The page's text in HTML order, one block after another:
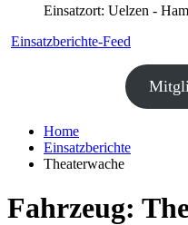
Einsatzort: Uelzen -
Einsatzberichte-Feed
Home
Einsatzberichte
Theaterwache
Fahrzeug: